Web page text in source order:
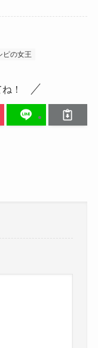
ピの女王
！